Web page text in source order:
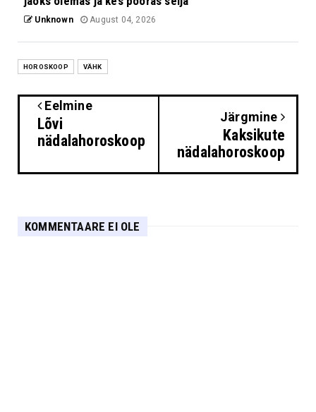
Unknown August 04, 2026
HOROSKOOP VÄHK
Eelmine
Lõvi
nädalahoroskoop
Järgmine
Kaksikute
nädalahoroskoop
KOMMENTAARE EI OLE